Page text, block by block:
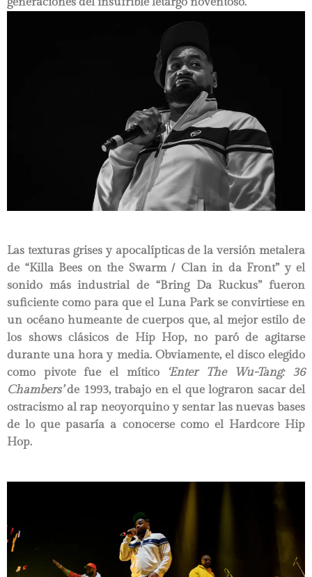
Las texturas grises y apocalípticas de la versión metalera
de “Killa Bees on the Swarm / Clan in da Front” y el
sonido más industrial de “Bring Da Ruckus” fueron
suficiente como para que el Luna Park se convirtiese en
un océano humeante de cuerpos que, al mejor estilo de
los shows clásicos de Hip Hop, no paró de agitarse
durante una hora y media. Obviamente, el disco elegido
como pivote fue el mítico
‘Enter The Wu-Tang: 36
Chambers’de 1993, trabajo en el que lograron sacar del
ostracismo al rap neoyorquino y sentar las nuevas bases
de lo que pasaría a conocerse como el Hardcore Hip
Hop.